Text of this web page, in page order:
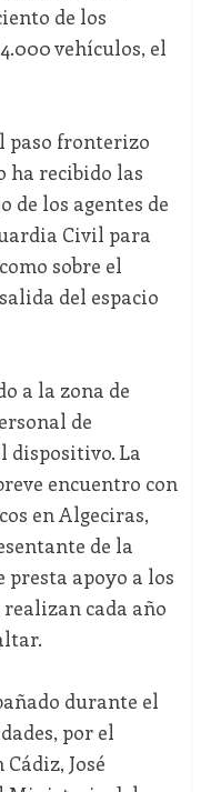
de los
vehículos, el
paso fronterizo
ha recibido las
de los agentes de
Civil para
sobre el
del espacio
a la zona de
de
dispositivo. La
encuentro con
en Algeciras,
de la
presta apoyo a los
cada año
durante el
por el
José